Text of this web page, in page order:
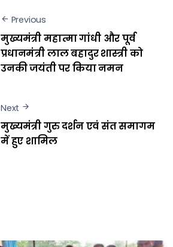
Previous
मुख्यमंत्री महात्मा गांधी और पूर्व
प्रधानमंत्री लाल बहादुर शास्त्री को
उनकी जयंती पर किया नमन
Next
मुख्यमंत्री गुरु दर्शन एवं संत समागम
में हुए शामिल